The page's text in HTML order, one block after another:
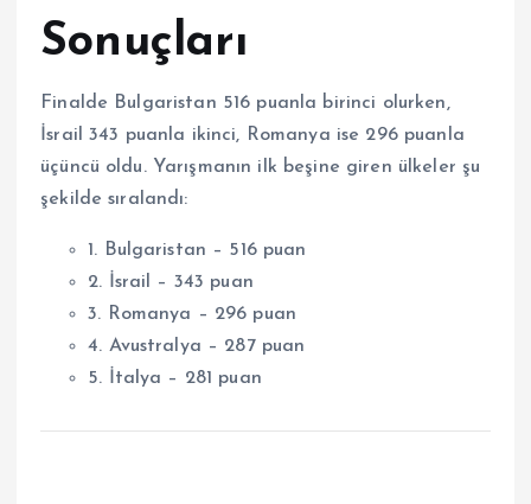
Sonuçları
Finalde Bulgaristan 516 puanla birinci olurken,
İsrail 343 puanla ikinci, Romanya ise 296 puanla
üçüncü oldu. Yarışmanın ilk beşine giren ülkeler şu
şekilde sıralandı:
1. Bulgaristan – 516 puan
2. İsrail – 343 puan
3. Romanya – 296 puan
4. Avustralya – 287 puan
5. İtalya – 281 puan